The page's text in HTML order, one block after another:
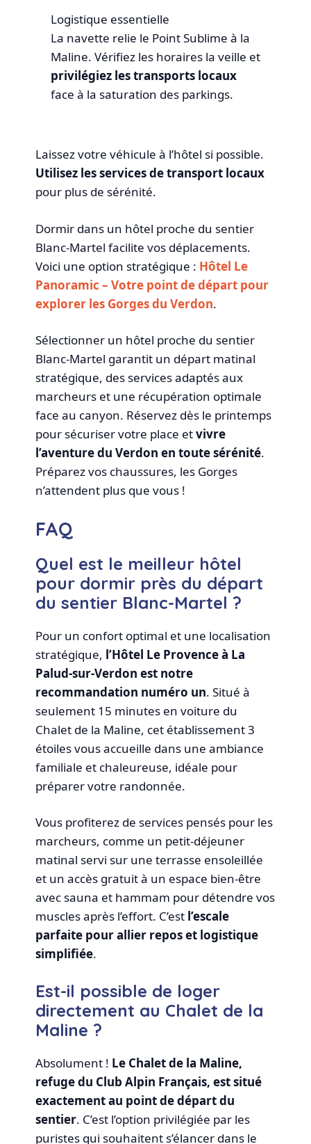
Logistique essentielle
La navette relie le Point Sublime à la
Maline. Vérifiez les horaires la veille et
privilégiez les transports locaux
face à la saturation des parkings.
Laissez votre véhicule à l’hôtel si possible.
Utilisez les services de transport locaux
pour plus de sérénité.
Dormir dans un hôtel proche du sentier
Blanc-Martel facilite vos déplacements.
Voici une option stratégique : Hôtel Le
Panoramic – Votre point de départ pour
explorer les Gorges du Verdon.
Sélectionner un hôtel proche du sentier
Blanc-Martel garantit un départ matinal
stratégique, des services adaptés aux
marcheurs et une récupération optimale
face au canyon. Réservez dès le printemps
pour sécuriser votre place etvivre
l’aventure du Verdon en toute sérénité.
Préparez vos chaussures, les Gorges
n’attendent plus que vous !
FAQ
Quel est le meilleur hôtel
pour dormir près du départ
du sentier Blanc-Martel ?
Pour un confort optimal et une localisation
stratégique, l’Hôtel Le Provence à La
Palud-sur-Verdon est notre
recommandation numéro un. Situé à
seulement 15 minutes en voiture du
Chalet de la Maline, cet établissement 3
étoiles vous accueille dans une ambiance
familiale et chaleureuse, idéale pour
préparer votre randonnée.
Vous profiterez de services pensés pour les
marcheurs, comme un petit-déjeuner
matinal servi sur une terrasse ensoleillée
et un accès gratuit à un espace bien-être
avec sauna et hammam pour détendre vos
muscles après l’effort. C’est l’escale
parfaite pour allier repos et logistique
simplifiée.
Est-il possible de loger
directement au Chalet de la
Maline ?
Absolument ! Le Chalet de la Maline,
refuge du Club Alpin Français, est situé
exactement au point de départ du
sentier. C’est l’option privilégiée par les
puristes qui souhaitent s’élancer dans le